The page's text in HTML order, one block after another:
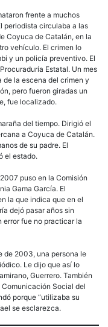
frente a muchos
periodista circulaba a las
Coyuca de Catalán, en la
vehículo. El crimen lo
y un policía preventivo. El
Estatal. Un mes
de la escena del crimen y
pero fueron giradas un
fue localizado.
del tiempo. Dirigió el
a Coyuca de Catalán.
de su padre. El
el estado.
puso en la Comisión
Gama García. El
la que indica que en el
dejó pasar años sin
error fue no practicar la
de 2003, una persona le
Le dijo que así lo
Guerrero. También
Social del
porque “utilizaba su
se esclarezca.